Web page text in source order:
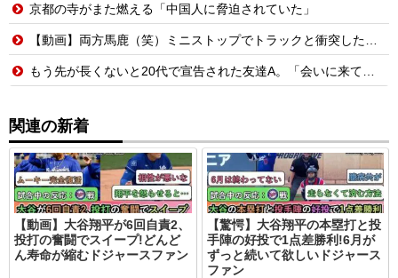
京都の寺がまた燃える「中国人に脅迫されていた」
【動画】両方馬鹿（笑）ミニストップでトラックと衝突したドラレコが（ノ∇`）
もう先が長くないと20代で宣告された友達A。「会いに来てほしい」と言うので彼女の好きなもの沢山もっていったんだけど、なんとBが手渡した物は…
関連の新着
【動画】大谷翔平が6回自責2、
投打の奮闘でスイープ!どんど
ん寿命が縮むドジャースファン
【驚愕】大谷翔平の本塁打と投
手陣の好投で1点差勝利!6月が
ずっと続いて欲しいドジャース
ファン